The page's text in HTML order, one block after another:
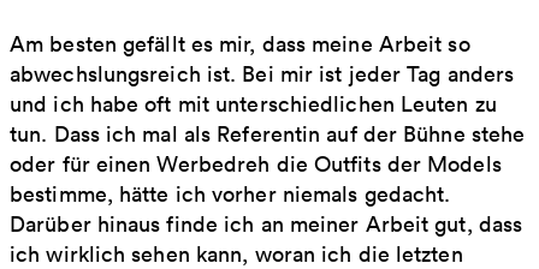
Am besten gefällt es mir, dass meine Arbeit so
abwechslungsreich ist. Bei mir ist jeder Tag anders
und ich habe oft mit unterschiedlichen Leuten zu
tun. Dass ich mal als Referentin auf der Bühne stehe
oder für einen Werbedreh die Outfits der Models
bestimme, hätte ich vorher niemals gedacht.
Darüber hinaus finde ich an meiner Arbeit gut, dass
ich wirklich sehen kann, woran ich die letzten